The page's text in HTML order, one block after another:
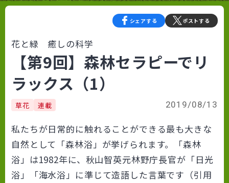
シェアする ポストする
花と緑 癒しの科学
【第9回】森林セラピーでリ
ラックス（1）
草花 連載 2019/08/13
私たちが日常的に触れることができる最も大きな
自然として「森林浴」が挙げられます。「森林
浴」は1982年に、秋山智英元林野庁長官が「日光
浴」「海水浴」に準じて造語した言葉です（引用